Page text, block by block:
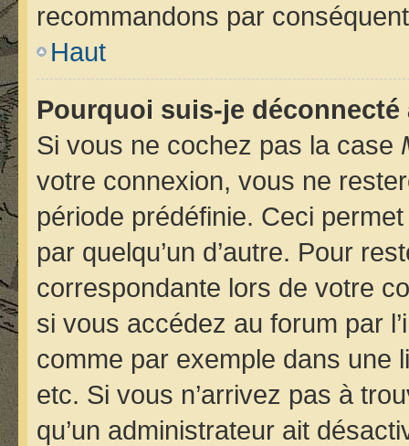
recommandons par
Haut
Pourquoi suis-je
Si vous ne cochez pas la case
votre connexion, vous ne
période prédéfinie. Ceci
par quelqu’un d’autre. Pour
correspondante lors de votre
si vous accédez au forum par
comme par exemple dans une
etc. Si vous n’arrivez pas à
qu’un administrateur ait